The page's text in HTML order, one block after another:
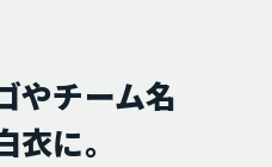
やチーム名
に。